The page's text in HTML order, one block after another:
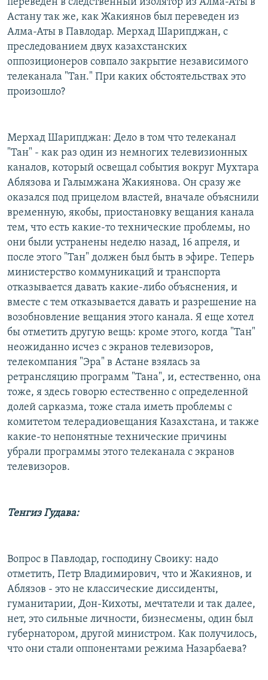
Астану так же, как Жакиянов был переведен из
Алма-Аты в Павлодар. Мерхад Шарипджан, с
преследованием двух казахстанских
оппозиционеров совпало закрытие независимого
телеканала "Тан." При каких обстоятельствах это
произошло?
Мерхад Шарипджан: Дело в том что телеканал
"Тан" - как раз один из немногих телевизионных
каналов, который освещал события вокруг Мухтара
Аблязова и Галымжана Жакиянова. Он сразу же
оказался под прицелом властей, вначале объяснили
временную, якобы, приостановку вещания канала
тем, что есть какие-то технические проблемы, но
они были устранены неделю назад, 16 апреля, и
после этого "Тан" должен был быть в эфире. Теперь
министерство коммуникаций и транспорта
отказывается давать какие-либо объяснения, и
вместе с тем отказывается давать и разрешение на
возобновление вещания этого канала. Я еще хотел
бы отметить другую вещь: кроме этого, когда "Тан"
неожиданно исчез с экранов телевизоров,
телекомпания "Эра" в Астане взялась за
ретрансляцию программ "Тана", и, естественно, она
тоже, я здесь говорю естественно с определенной
долей сарказма, тоже стала иметь проблемы с
комитетом телерадиовещания Казахстана, и также
какие-то непонятные технические причины
убрали программы этого телеканала с экранов
телевизоров.
Тенгиз Гудава:
Вопрос в Павлодар, господину Своику: надо
отметить, Петр Владимирович, что и Жакиянов, и
Аблязов - это не классические диссиденты,
гуманитарии, Дон-Кихоты, мечтатели и так далее,
нет, это сильные личности, бизнесмены, один был
губернатором, другой министром. Как получилось,
что они стали оппонентами режима Назарбаева?